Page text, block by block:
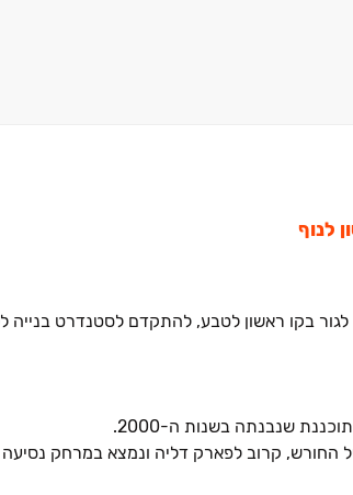
לגור בקו ראשון לטבע, להתקדם לסטנדרט בנייה
החורש, קרוב לפארק דליה ונמצא במרחק